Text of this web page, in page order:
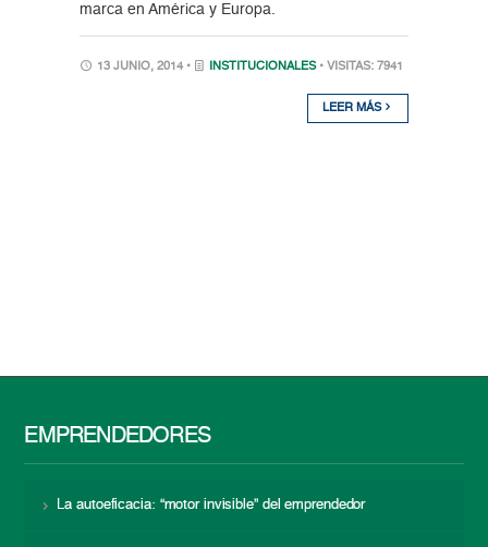
marca en América y Europa.
13 JUNIO, 2014 • INSTITUCIONALES • VISITAS: 7941
LEER MÁS
EMPRENDEDORES
La autoeficacia: “motor invisible” del emprendedor